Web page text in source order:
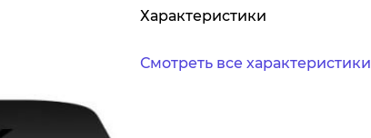
Характеристики
Смотреть все характеристики